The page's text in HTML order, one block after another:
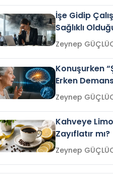
İşe Gidip
Sağlıklı
Gelir mi?Zeynep
Konuşurken
Erken
Olabilir mi?
Zeynep
Kahveye
Zayıflatır mı?
Zeynep